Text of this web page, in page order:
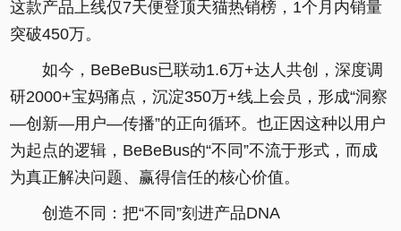
这款产品上线仅7天便登顶天猫热销榜，1个月内销量
突破450万。
如今，BeBeBus已联动1.6万+达人共创，深度调
研2000+宝妈痛点，沉淀350万+线上会员，形成“洞察
—创新—用户—传播”的正向循环。也正因这种以用户
为起点的逻辑，BeBeBus的“不同”不流于形式，而成
为真正解决问题、赢得信任的核心价值。
创造不同：把“不同”刻进产品DNA